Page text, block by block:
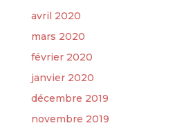
avril 2020
mars 2020
février 2020
janvier 2020
décembre 2019
novembre 2019